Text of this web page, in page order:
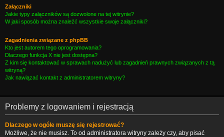
Załączniki
Jakie typy załączników są dozwolone na tej witrynie?
W jaki sposób można znaleźć wszystkie swoje załączniki?
Zagadnienia związane z phpBB
Kto jest autorem tego oprogramowania?
Dlaczego funkcja X nie jest dostępna?
Z kim się kontaktować w sprawach nadużyć lub zagadnień prawnych związanych z tą
witryną?
Jak nawiązać kontakt z administratorem witryny?
Problemy z logowaniem i rejestracją
Dlaczego w ogóle muszę się rejestrować?
Możliwe, że nie musisz. To od administratora witryny zależy czy, aby pisać